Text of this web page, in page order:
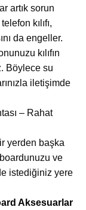
artık sorun
kılıfı,
da engeller.
kılıfın
Böylece su
iletişimde
– Rahat
yerden başka
ve
istediğiniz yere
Aksesuarlar